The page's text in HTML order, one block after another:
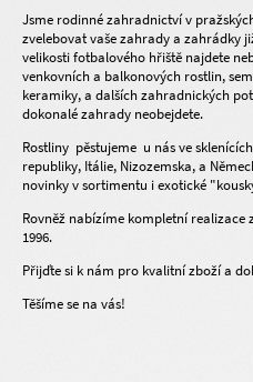
Jsme rodinné zahradnictví v
zvelebovat vaše zahrady a zahrádky
velikosti fotbalového hřiště najdete
venkovních a balkonových rostlin,
keramiky, a dalších zahradnických
dokonalé zahrady neobejdete.
Rostliny pěstujeme u nás ve
republiky, Itálie, Nizozemska, a
novinky v sortimentu i exotické
Rovněž nabízíme kompletní
1996.
Přijďte si k nám pro kvalitní zboží a
Těšíme se na vás!